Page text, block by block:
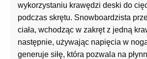
wykorzystaniu krawędzi deski do
podczas skrętu. Snowboardzista
ciała, wchodząc w zakręt z jedną
następnie, używając napięcia w
generuje siłę, która pozwala na